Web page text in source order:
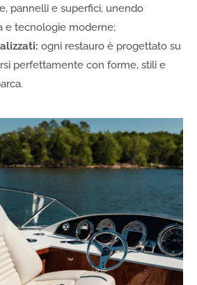
pannelli e superfici, unendo
e tecnologie moderne;
ogni restauro è progettato su
perfettamente con forme, stili e